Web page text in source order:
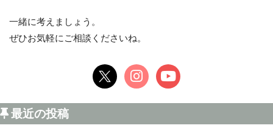
一緒に考えましょう。
ぜひお気軽にご相談くださいね。
最近の投稿